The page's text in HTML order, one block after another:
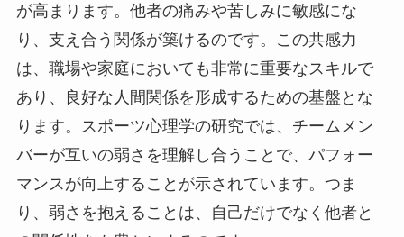
が高まります。他者の痛みや苦しみに敏感にな
り、支え合う関係が築けるのです。この共感力
は、職場や家庭においても非常に重要なスキルで
あり、良好な人間関係を形成するための基盤とな
ります。スポーツ心理学の研究では、チームメン
バーが互いの弱さを理解し合うことで、パフォー
マンスが向上することが示されています。つま
り、弱さを抱えることは、自己だけでなく他者と